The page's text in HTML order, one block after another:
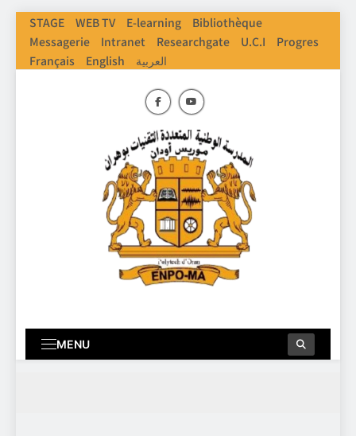
Skip
content
STAGE WEB TV E-learning
Bibliothèque
Messagerie
Intranet Researchgate U.C.I
Progres
Français
English العربية
MENU